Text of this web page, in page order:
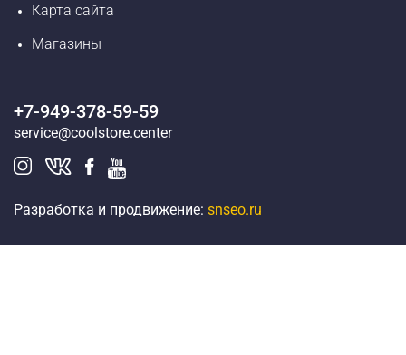
Карта сайта
Магазины
+7-949-378-59-59
service@coolstore.center
Разработка и продвижение: snseo.ru